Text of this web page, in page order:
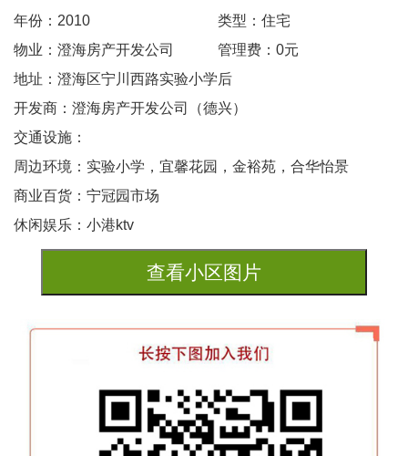
年份：2010
类型：住宅
物业：澄海房产开发公司
管理费：0元
地址：澄海区宁川西路实验小学后
开发商：澄海房产开发公司（德兴）
交通设施：
周边环境：实验小学，宜馨花园，金裕苑，合华怡景
商业百货：宁冠园市场
休闲娱乐：小港ktv